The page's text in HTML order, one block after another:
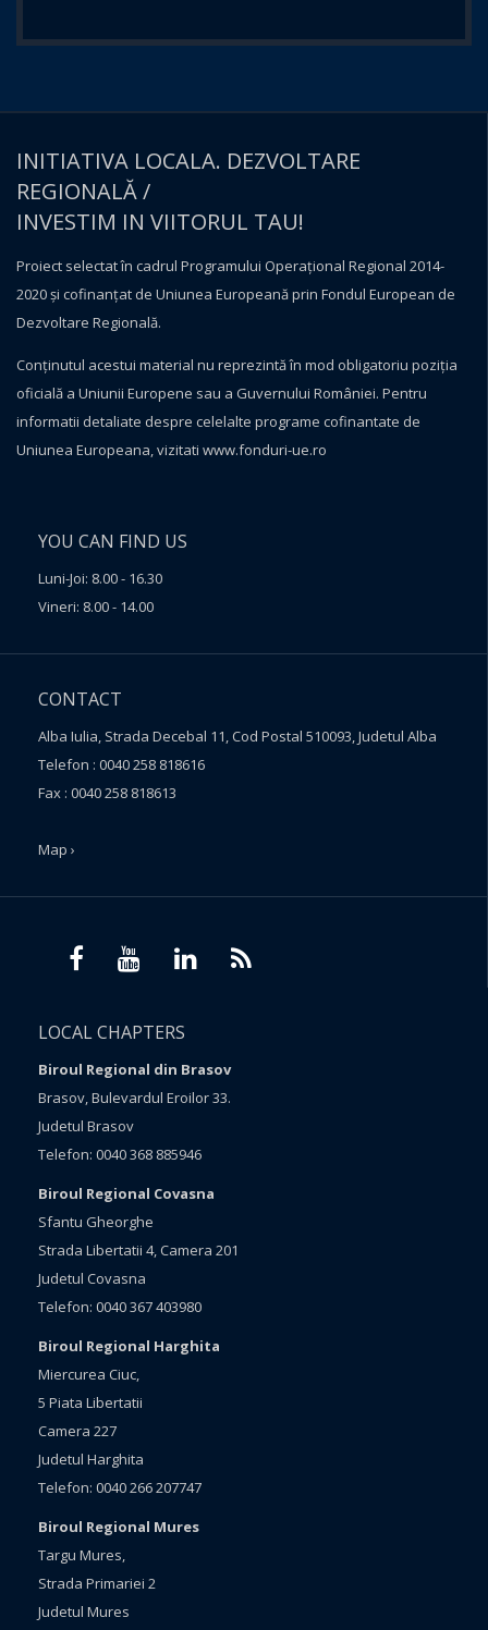
INITIATIVA LOCALA. DEZVOLTARE
REGIONALĂ /
INVESTIM IN VIITORUL TAU!
Proiect selectat în cadrul Programului Operațional Regional 2014-
2020 și cofinanțat de Uniunea Europeană prin Fondul European de
Dezvoltare Regională.
Conţinutul acestui material nu reprezintă în mod obligatoriu poziţia
oficială a Uniunii Europene sau a Guvernului României. Pentru
informatii detaliate despre celelalte programe cofinantate de
Uniunea Europeana, vizitati www.fonduri-ue.ro
YOU CAN FIND US
Luni-Joi: 8.00 - 16.30
Vineri: 8.00 - 14.00
CONTACT
Alba Iulia, Strada Decebal 11, Cod Postal 510093, Judetul Alba
Telefon : 0040 258 818616
Fax : 0040 258 818613
Map ›
LOCAL CHAPTERS
Biroul Regional din Brasov
Brasov, Bulevardul Eroilor 33.
Judetul Brasov
Telefon: 0040 368 885946
Biroul Regional Covasna
Sfantu Gheorghe
Strada Libertatii 4, Camera 201
Judetul Covasna
Telefon: 0040 367 403980
Biroul Regional Harghita
Miercurea Ciuc,
5 Piata Libertatii
Camera 227
Judetul Harghita
Telefon: 0040 266 207747
Biroul Regional Mures
Targu Mures,
Strada Primariei 2
Judetul Mures